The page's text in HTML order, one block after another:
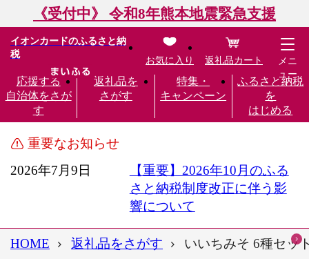
《受付中》 令和8年熊本地震緊急支援
イオンカードのふるさと納
税
応援する
自治体をさが
す
返礼品を
さがす
特集・
キャンペーン
ふるさと納税
を
はじめる
お気に入り 返礼品カート
メニ
ュー
重要なお知らせ
2026年7月9日
【重要】2026年10月のふる
さと納税制度改正に伴う影
響について
HOME 返礼品をさがす いいちみそ 6種セッ